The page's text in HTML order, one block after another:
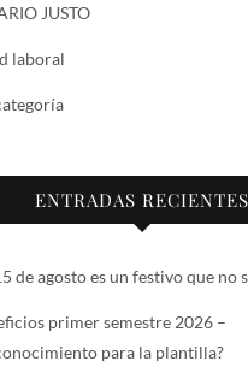
JUSTO
laboral
ENTRADAS RECIENTES
de agosto es un festivo que no
primer semestre 2026 –
para la plantilla?